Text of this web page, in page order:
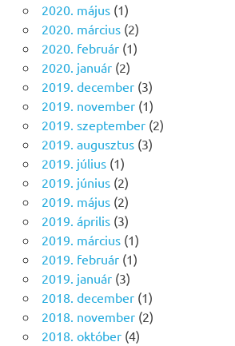
2020. május(1)
2020. március(2)
2020. február(1)
2020. január(2)
2019. december(3)
2019. november(1)
2019. szeptember(2)
2019. augusztus(3)
2019. július(1)
2019. június(2)
2019. május(2)
2019. április(3)
2019. március(1)
2019. február(1)
2019. január(3)
2018. december(1)
2018. november(2)
2018. október(4)